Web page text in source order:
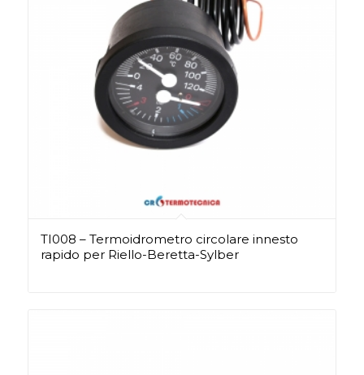
TI008 – Termoidrometro circolare innesto
rapido per Riello-Beretta-Sylber